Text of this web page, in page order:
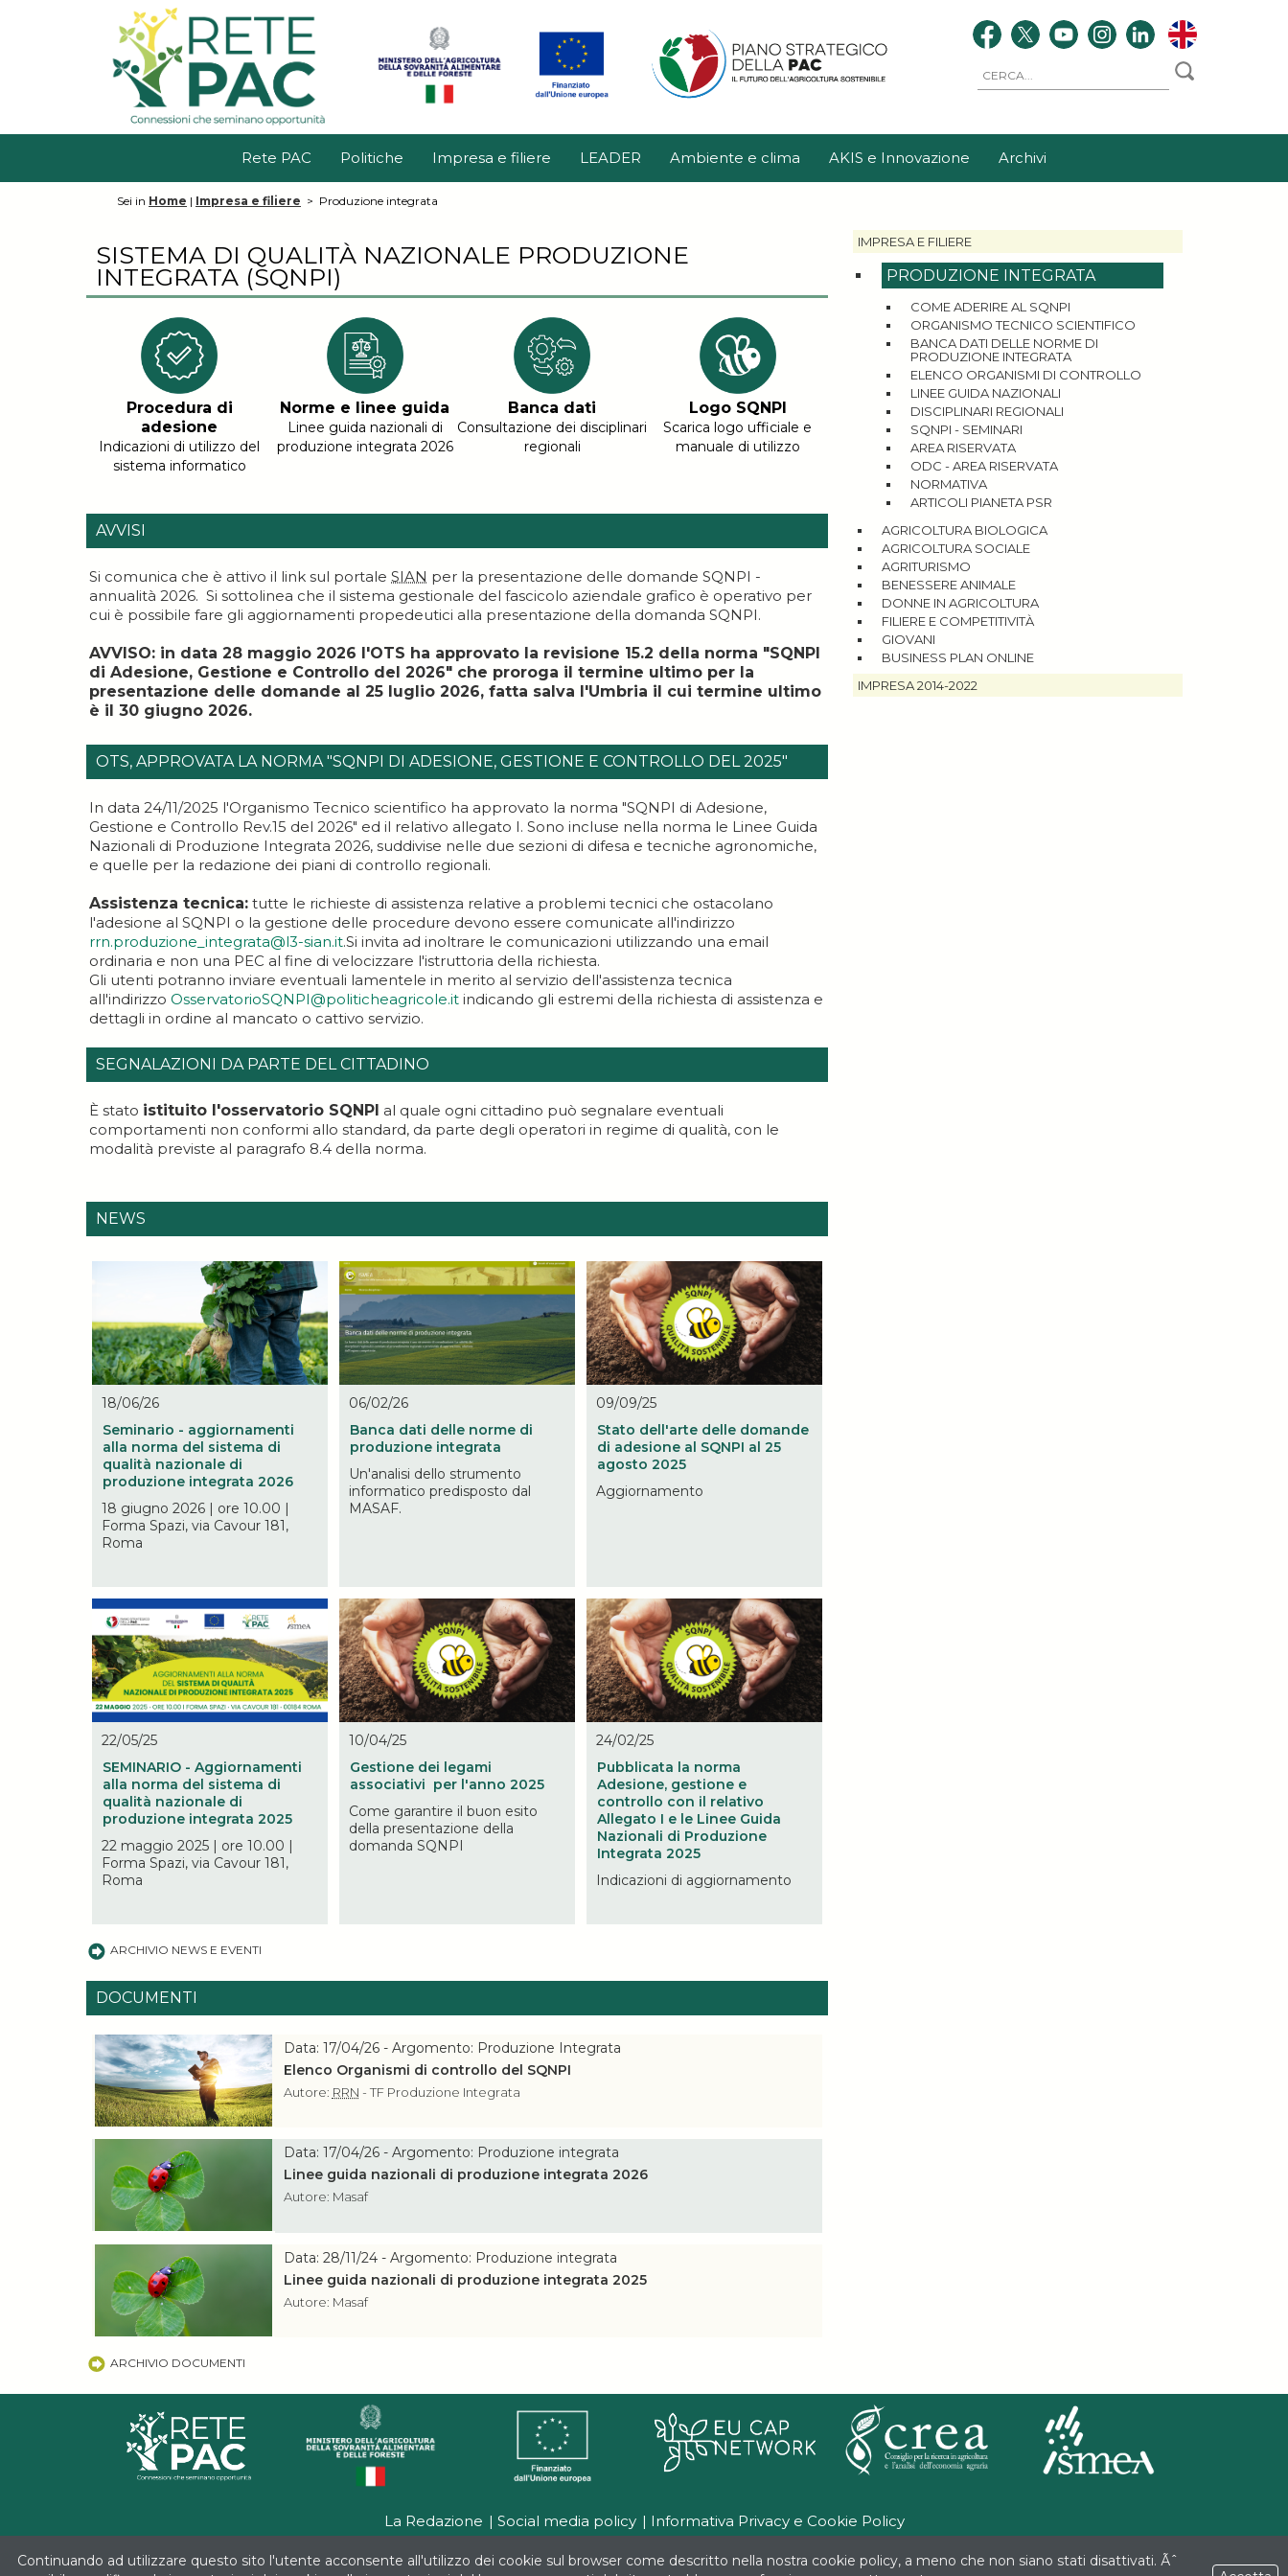
Rete PAC Politiche Impresa e filiere LEADER Ambiente e clima AKIS e Innovazione Archivi
Sei in Home | Impresa e filiere > Produzione integrata
SISTEMA DI QUALITÀ NAZIONALE PRODUZIONE
INTEGRATA (SQNPI)
Procedura di
adesione
Indicazioni di utilizzo del
sistema informatico
Norme e linee guida
Linee guida nazionali di
produzione integrata 2026
Banca dati
Consultazione dei disciplinari
regionali
Logo SQNPI
Scarica logo ufficiale e
manuale di utilizzo
AVVISI
Si comunica che è attivo il link sul portale SIAN per la presentazione delle domande SQNPI -
annualità 2026. Si sottolinea che il sistema gestionale del fascicolo aziendale grafico è operativo per
cui è possibile fare gli aggiornamenti propedeutici alla presentazione della domanda SQNPI.
AVVISO: in data 28 maggio 2026 l'OTS ha approvato la revisione 15.2 della norma "SQNPI
di Adesione, Gestione e Controllo del 2026" che proroga il termine ultimo per la
presentazione delle domande al 25 luglio 2026, fatta salva l'Umbria il cui termine ultimo
è il 30 giugno 2026.
OTS, APPROVATA LA NORMA "SQNPI DI ADESIONE, GESTIONE E CONTROLLO DEL 2025"
In data 24/11/2025 l'Organismo Tecnico scientifico ha approvato la norma "SQNPI di Adesione,
Gestione e Controllo Rev.15 del 2026" ed il relativo allegato I. Sono incluse nella norma le Linee Guida
Nazionali di Produzione Integrata 2026, suddivise nelle due sezioni di difesa e tecniche agronomiche,
e quelle per la redazione dei piani di controllo regionali.
Assistenza tecnica: tutte le richieste di assistenza relative a problemi tecnici che ostacolano
l'adesione al SQNPI o la gestione delle procedure devono essere comunicate all'indirizzo
rrn.produzione_integrata@l3-sian.it.Si invita ad inoltrare le comunicazioni utilizzando una email
ordinaria e non una PEC al fine di velocizzare l'istruttoria della richiesta.
Gli utenti potranno inviare eventuali lamentele in merito al servizio dell'assistenza tecnica
all'indirizzo OsservatorioSQNPI@politicheagricole.it ​indicando gli estremi della richiesta di assistenza e
dettagli in ordine al mancato o cattivo servizio.
SEGNALAZIONI DA PARTE DEL CITTADINO
È stato istituito l'osservatorio SQNPI al quale ogni cittadino può segnalare eventuali
comportamenti non conformi allo standard, da parte degli operatori in regime di qualità, con le
modalità previste al paragrafo 8.4 della norma.
NEWS
18/06/26
Seminario - aggiornamenti
alla norma del sistema di
qualità nazionale di
produzione integrata 2026
18 giugno 2026 | ore 10.00 |
Forma Spazi, via Cavour 181,
Roma
06/02/26
Banca dati delle norme di
produzione integrata
Un'analisi dello strumento
informatico predisposto dal
MASAF.
09/09/25
Stato dell'arte delle domande
di adesione al SQNPI al 25
agosto 2025
Aggiornamento
22/05/25
SEMINARIO - Aggiornamenti
alla norma del sistema di
qualità nazionale di
produzione integrata 2025
22 maggio 2025 | ore 10.00 |
Forma Spazi, via Cavour 181,
Roma
10/04/25
Gestione dei legami
associativi per l'anno 2025
Come garantire il buon esito
della presentazione della
domanda SQNPI
24/02/25
Pubblicata la norma
Adesione, gestione e
controllo con il relativo
Allegato I e le Linee Guida
Nazionali di Produzione
Integrata 2025
Indicazioni di aggiornamento
ARCHIVIO NEWS E EVENTI
DOCUMENTI
Data: 17/04/26 - Argomento: Produzione Integrata
Elenco Organismi di controllo del SQNPI
Autore: RRN - TF Produzione Integrata
Data: 17/04/26 - Argomento: Produzione integrata
Linee guida nazionali di produzione integrata 2026
Autore: Masaf
Data: 28/11/24 - Argomento: Produzione integrata
Linee guida nazionali di produzione integrata 2025
Autore: Masaf
ARCHIVIO DOCUMENTI
IMPRESA E FILIERE
PRODUZIONE INTEGRATA
COME ADERIRE AL SQNPI
ORGANISMO TECNICO SCIENTIFICO
BANCA DATI DELLE NORME DI
PRODUZIONE INTEGRATA
ELENCO ORGANISMI DI CONTROLLO
LINEE GUIDA NAZIONALI
DISCIPLINARI REGIONALI
SQNPI - SEMINARI
AREA RISERVATA
ODC - AREA RISERVATA
NORMATIVA
ARTICOLI PIANETA PSR
AGRICOLTURA BIOLOGICA
AGRICOLTURA SOCIALE
AGRITURISMO
BENESSERE ANIMALE
DONNE IN AGRICOLTURA
FILIERE E COMPETITIVITÀ
GIOVANI
BUSINESS PLAN ONLINE
IMPRESA 2014-2022
La Redazione Social media policy Informativa Privacy e Cookie Policy
Progetto realizzato con il contributo del FEASR (Fondo Europeo Agricolo per lo Sviluppo Rurale) nell'ambito delle attività previste dal
Continuando ad utilizzare questo sito l'utente acconsente all'utilizzo dei cookie sul browser come descritto nella nostra cookie policy, a meno che non siano stati disattivati. Ãˆ